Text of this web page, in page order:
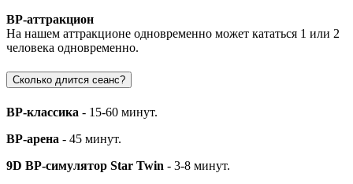
ВР-аттракцион
На нашем аттракционе одновременно может кататься 1 или 2
человека одновременно.
Сколько длится сеанс?
ВР-классика - 15-60 минут.
ВР-арена - 45 минут.
9D ВР-симулятор Star Twin - 3-8 минут.